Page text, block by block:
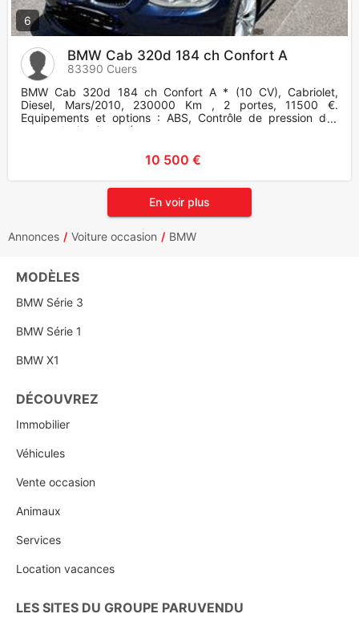
6
BMW Cab 320d 184 ch Confort A
83390 Cuers
BMW Cab 320d 184 ch Confort A * (10 CV), Cabriolet,
Diesel, Mars/2010, 230000 Km , 2 portes, 11500 €.
Equipements et options : ABS, Contrôle de pression des
pneus, Antipatinage (A
10 500 €
En voir plus
Annonces Voiture occasion BMW
MODÈLES
BMW Série 3
BMW Série 1
BMW X1
DÉCOUVREZ
Immobilier
Véhicules
Vente occasion
Animaux
Services
Location vacances
LES SITES DU GROUPE PARUVENDU